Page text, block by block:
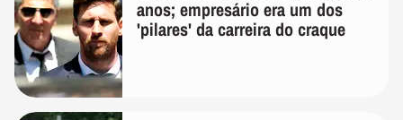
anos; empresário era um dos
'pilares' da carreira do craque